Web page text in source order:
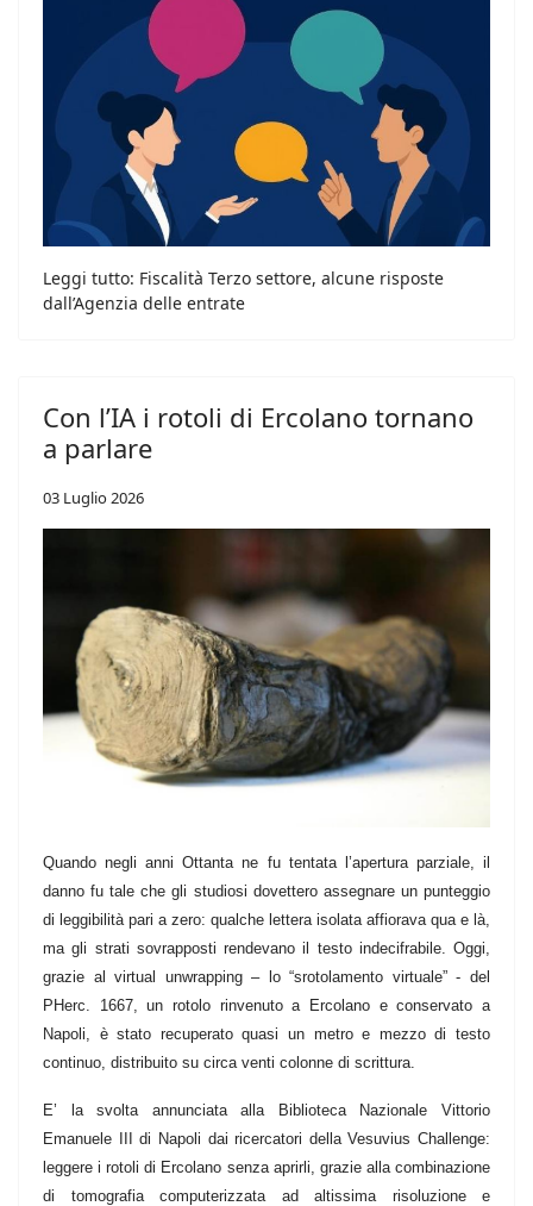
Leggi tutto: Fiscalità Terzo settore, alcune risposte
dall’Agenzia delle entrate
Con l’IA i rotoli di Ercolano tornano
a parlare
03 Luglio 2026
Quando negli anni Ottanta ne fu tentata l’apertura parziale, il
danno fu tale che gli studiosi dovettero assegnare un punteggio
di leggibilità pari a zero: qualche lettera isolata affiorava qua e là,
ma gli strati sovrapposti rendevano il testo indecifrabile. Oggi,
grazie al virtual unwrapping – lo “srotolamento virtuale” - del
PHerc. 1667, un rotolo rinvenuto a Ercolano e conservato a
Napoli, è stato recuperato quasi un metro e mezzo di testo
continuo, distribuito su circa venti colonne di scrittura.
E’ la svolta annunciata alla Biblioteca Nazionale Vittorio
Emanuele III di Napoli dai ricercatori della Vesuvius Challenge:
leggere i rotoli di Ercolano senza aprirli, grazie alla combinazione
di tomografia computerizzata ad altissima risoluzione e